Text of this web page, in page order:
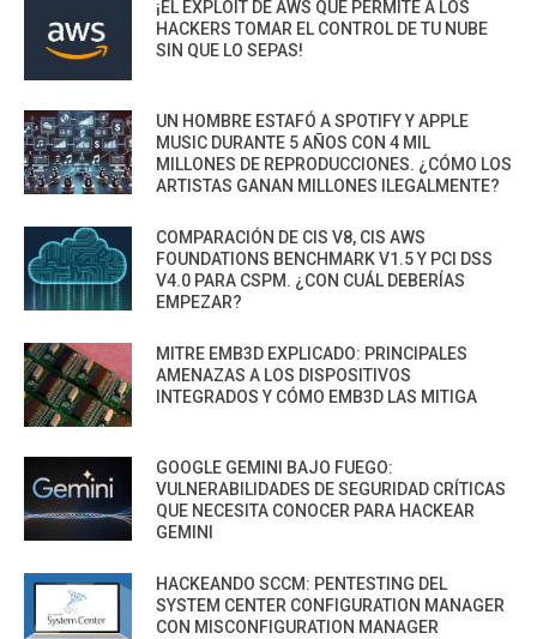
¡EL EXPLOIT DE AWS QUE PERMITE A LOS
HACKERS TOMAR EL CONTROL DE TU NUBE
SIN QUE LO SEPAS!
UN HOMBRE ESTAFÓ A SPOTIFY Y APPLE
MUSIC DURANTE 5 AÑOS CON 4 MIL
MILLONES DE REPRODUCCIONES. ¿CÓMO LOS
ARTISTAS GANAN MILLONES ILEGALMENTE?
COMPARACIÓN DE CIS V8, CIS AWS
FOUNDATIONS BENCHMARK V1.5 Y PCI DSS
V4.0 PARA CSPM. ¿CON CUÁL DEBERÍAS
EMPEZAR?
MITRE EMB3D EXPLICADO: PRINCIPALES
AMENAZAS A LOS DISPOSITIVOS
INTEGRADOS Y CÓMO EMB3D LAS MITIGA
GOOGLE GEMINI BAJO FUEGO:
VULNERABILIDADES DE SEGURIDAD CRÍTICAS
QUE NECESITA CONOCER PARA HACKEAR
GEMINI
HACKEANDO SCCM: PENTESTING DEL
SYSTEM CENTER CONFIGURATION MANAGER
CON MISCONFIGURATION MANAGER